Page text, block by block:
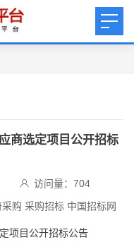
商选定项目公开招标
访问量： 704
购 采购招标 中国招标网
项目公开招标公告